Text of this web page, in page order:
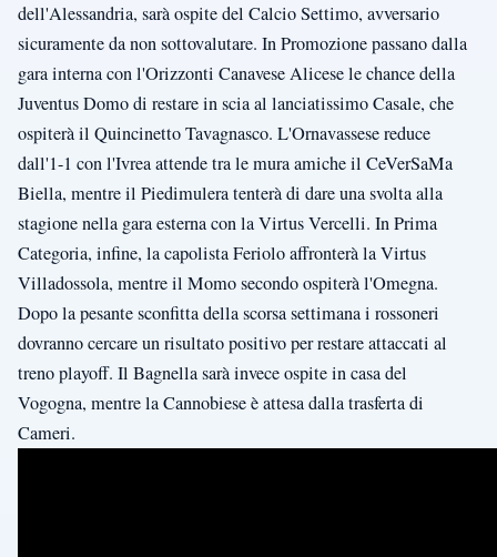
dell'Alessandria, sarà ospite del Calcio Settimo, avversario
sicuramente da non sottovalutare. In Promozione passano dalla
gara interna con l'Orizzonti Canavese Alicese le chance della
Juventus Domo di restare in scia al lanciatissimo Casale, che
ospiterà il Quincinetto Tavagnasco. L'Ornavassese reduce
dall'1-1 con l'Ivrea attende tra le mura amiche il CeVerSaMa
Biella, mentre il Piedimulera tenterà di dare una svolta alla
stagione nella gara esterna con la Virtus Vercelli. In Prima
Categoria, infine, la capolista Feriolo affronterà la Virtus
Villadossola, mentre il Momo secondo ospiterà l'Omegna.
Dopo la pesante sconfitta della scorsa settimana i rossoneri
dovranno cercare un risultato positivo per restare attaccati al
treno playoff. Il Bagnella sarà invece ospite in casa del
Vogogna, mentre la Cannobiese è attesa dalla trasferta di
Cameri.